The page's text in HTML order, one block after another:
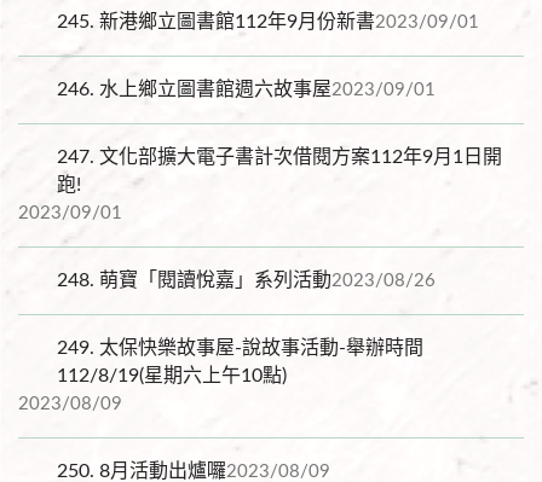
245. 新港鄉立圖書館112年9月份新書2023/09/01
246. 水上鄉立圖書館週六故事屋2023/09/01
247. 文化部擴大電子書計次借閱方案112年9月1日開
跑!
2023/09/01
248. 萌寶「閱讀悅嘉」系列活動2023/08/26
249. 太保快樂故事屋-說故事活動-舉辦時間
112/8/19(星期六上午10點)
2023/08/09
250. 8月活動出爐囉2023/08/09